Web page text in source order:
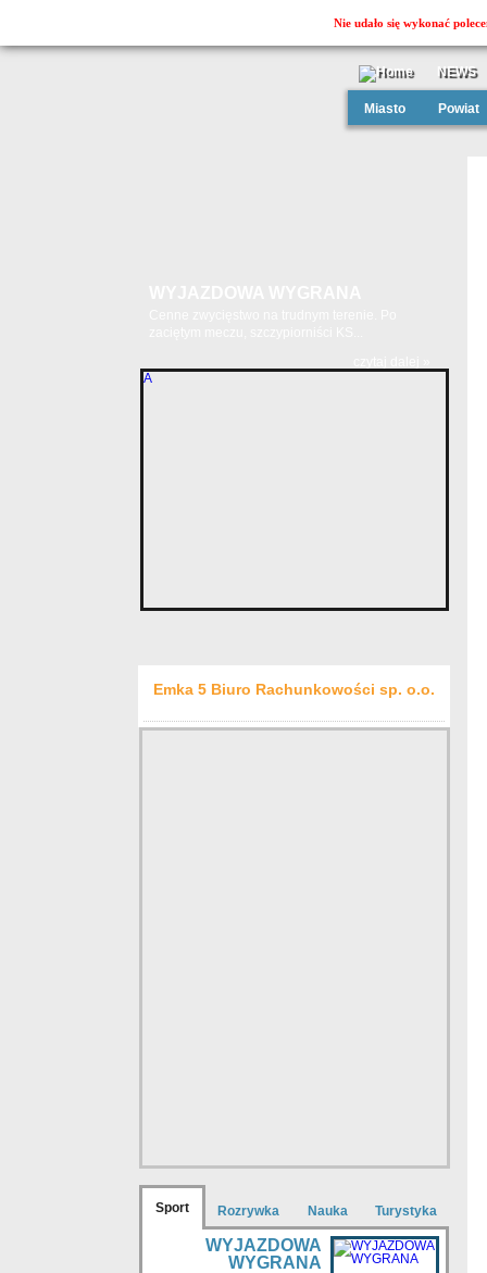
NEWS
Miasto Powiat
Emka 5 Biuro Rachunkowości sp. o.o.
Sport Rozrywka Nauka Turystyka
WYJAZDOWA
WYGRANA
Nie udało się wykonać